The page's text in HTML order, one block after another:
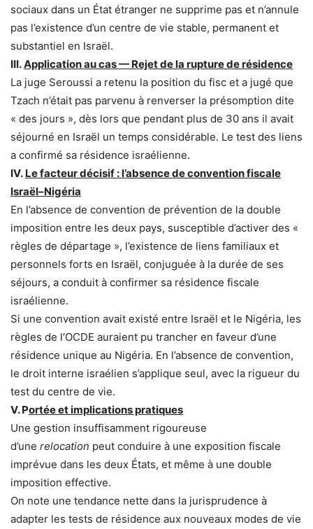
sociaux dans un État étranger ne supprime pas et n’annule
pas l’existence d’un centre de vie stable, permanent et
substantiel en Israël.
III.Application au cas — Rejet de la rupture de résidence
La juge Seroussi a retenu la position du fisc et a jugé que
Tzach n’était pas parvenu à renverser la présomption dite
« des jours », dès lors que pendant plus de 30 ans il avait
séjourné en Israël un temps considérable. Le test des liens
a confirmé sa résidence israélienne.
IV. Le facteur décisif : l’absence de convention fiscale
Israël–Nigéria
En l’absence de convention de prévention de la double
imposition entre les deux pays, susceptible d’activer des «
règles de départage », l’existence de liens familiaux et
personnels forts en Israël, conjuguée à la durée de ses
séjours, a conduit à confirmer sa résidence fiscale
israélienne.
Si une convention avait existé entre Israël et le Nigéria, les
règles de l’OCDE auraient pu trancher en faveur d’une
résidence unique au Nigéria. En l’absence de convention,
le droit interne israélien s’applique seul, avec la rigueur du
test du centre de vie.
V. Portée et implications pratiques
Une gestion insuffisamment rigoureuse
d’une relocation peut conduire à une exposition fiscale
imprévue dans les deux États, et même à une double
imposition effective.
On note une tendance nette dans la jurisprudence à
adapter les tests de résidence aux nouveaux modes de vie